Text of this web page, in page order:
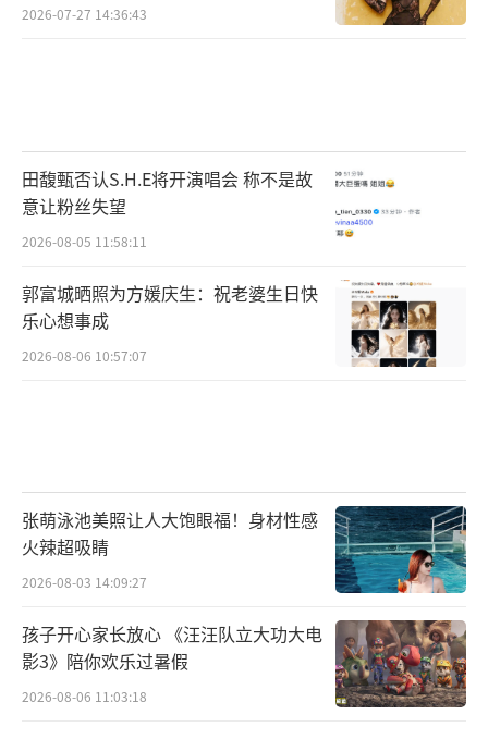
2026-07-27 14:36:43
田馥甄否认S.H.E将开演唱会 称不是故
意让粉丝失望
2026-08-05 11:58:11
郭富城晒照为方媛庆生：祝老婆生日快
乐心想事成
2026-08-06 10:57:07
张萌泳池美照让人大饱眼福！身材性感
火辣超吸睛
2026-08-03 14:09:27
孩子开心家长放心 《汪汪队立大功大电
影3》陪你欢乐过暑假
2026-08-06 11:03:18